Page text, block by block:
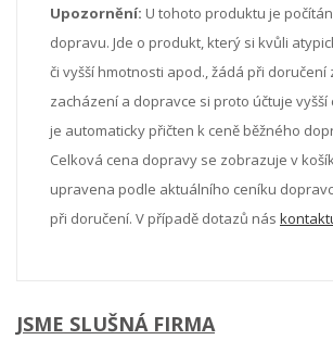
Upozornění: U tohoto produktu je
dopravu. Jde o produkt, který si kvůli
či vyšší hmotnosti apod., žádá při doručení
zacházení a dopravce si proto účtuje vyšší
je automaticky přičten k ceně běžného
Celková cena dopravy se zobrazuje v
upravena podle aktuálního ceníku
při doručení. V případě dotazů nás
JSME SLUŠNÁ FIRMA